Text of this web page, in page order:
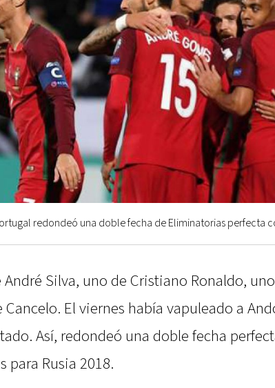
redondeó una doble fecha de Eliminatorias perfecta
Silva, uno de Cristiano Ronaldo,
El viernes había vapuleado a
Así, redondeó una doble fecha
para Rusia 2018.